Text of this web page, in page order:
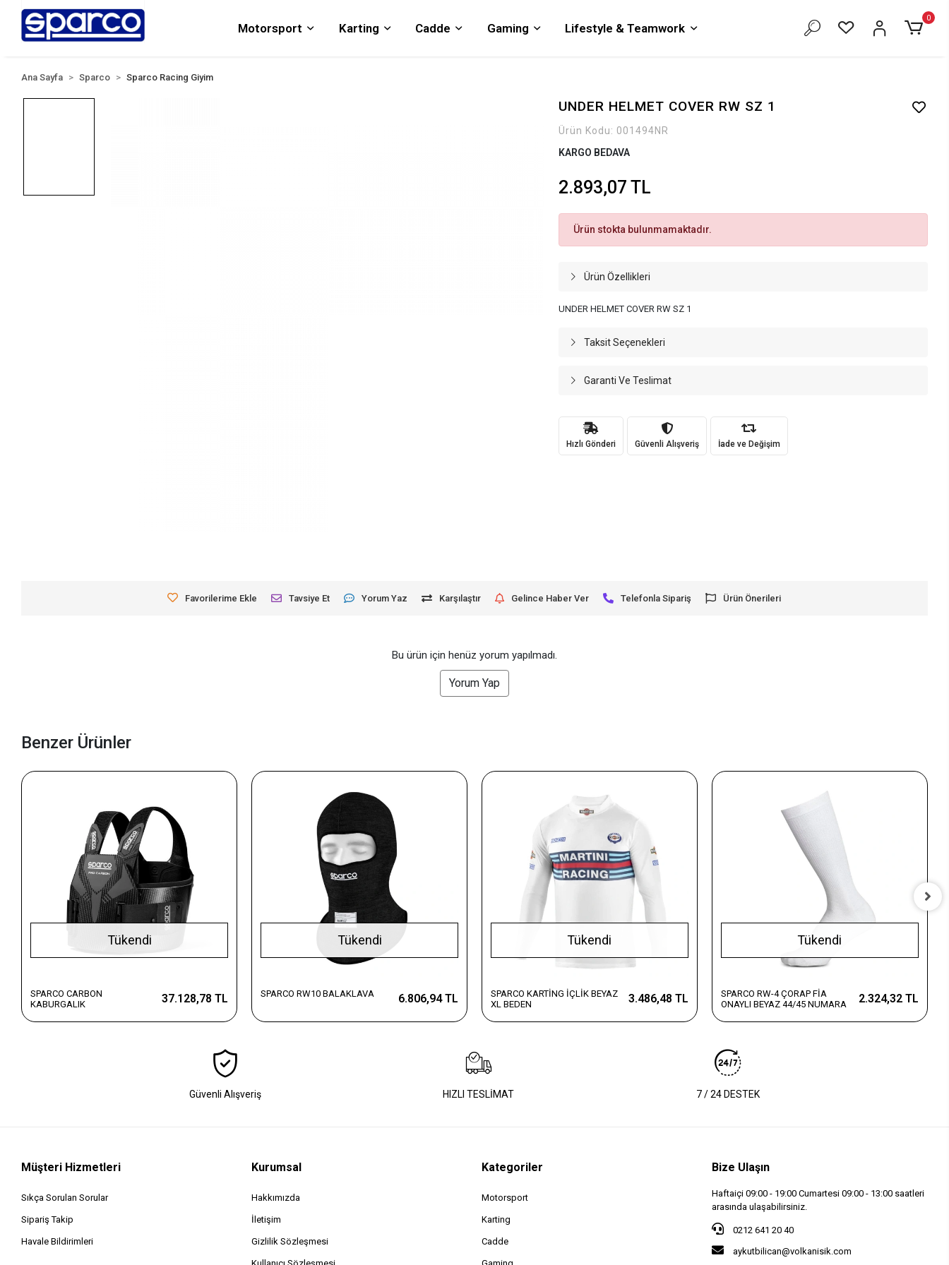
Motorsport Karting Cadde Gaming Lifestyle & Teamwork
0
Ana Sayfa Sparco Sparco Racing Giyim
UNDER HELMET COVER RW SZ 1
Ürün Kodu: 001494NR
KARGO BEDAVA
2.893,07 TL
Ürün stokta bulunmamaktadır.
Ürün Özellikleri
UNDER HELMET COVER RW SZ 1
Taksit Seçenekleri
Garanti Ve Teslimat
Hızlı Gönderi Güvenli Alışveriş İade ve Değişim
Favorilerime Ekle Tavsiye Et Yorum Yaz Karşılaştır Gelince Haber Ver Telefonla Sipariş Ürün Önerileri
Bu ürün için henüz yorum yapılmadı.
Yorum Yap
Benzer Ürünler
Tükendi
SPARCO CARBON
KABURGALIK
37.128,78 TL
Tükendi
SPARCO RW10 BALAKLAVA 6.806,94 TL
Tükendi
SPARCO KARTİNG İÇLİK BEYAZ
XL BEDEN
3.486,48 TL
Tükendi
SPARCO RW-4 ÇORAP FİA
ONAYLI BEYAZ 44/45 NUMARA
2.324,32 TL
Güvenli Alışveriş HIZLI TESLİMAT 7 / 24 DESTEK
Müşteri Hizmetleri
Sıkça Sorulan Sorular
Sipariş Takip
Havale Bildirimleri
Kurumsal
Hakkımızda
İletişim
Gizlilik Sözleşmesi
Kategoriler
Motorsport
Karting
Cadde
Bize Ulaşın
Haftaiçi 09:00 - 19:00 Cumartesi 09:00 - 13:00 saatleri
arasında ulaşabilirsiniz.
0212 641 20 40
aykutbilican@volkanisik.com